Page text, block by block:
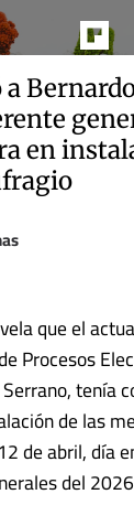
en
que el
Procesos
tenía
de las
de abril, día
del